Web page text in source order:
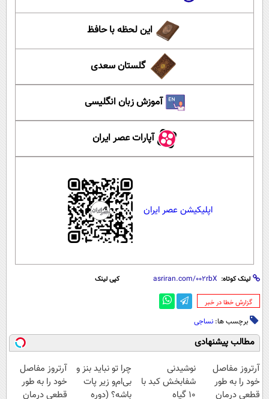
این لحظه با حافظ
گلستان سعدی
آموزش زبان انگلیسی
آپارات عصر ایران
اپلیکیشن عصر ایران
لینک کوتاه: کپی لینک
‌گزارش خطا در خبر
برچسب ها: نساجی
مطالب پیشنهادی
آرتروز مفاصل
خود را به طور
قطعی درمان
نوشیدنی
شفابخش کبد با
10 گیاه
چرا تو نباید بنز و
بی‌ام‌و زیر پات
باشه؟ (دوره
آرتروز مفاصل
خود را به طور
قطعی درمان